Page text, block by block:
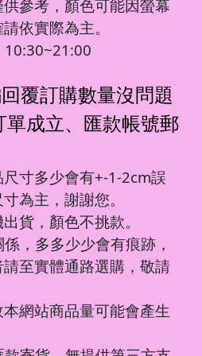
供參考，顏色可能因螢幕
依實際為主。
10:30~21:00
覆訂購數量沒問題
成立、匯款帳號郵
尺寸多少會有+-1-2cm誤
為主，謝謝您。
貨，顏色不挑款。
，多多少少會有痕跡，
至實體通路選購，敬請
本網站商品量可能會產生